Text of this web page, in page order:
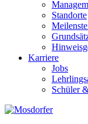
Standorte
Karriere
Jobs
Schüler